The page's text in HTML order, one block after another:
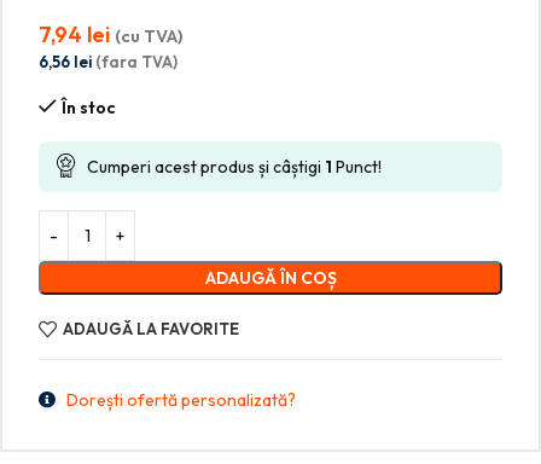
7,94 lei (cu TVA)
6,56 lei (fara TVA)
În stoc
Cumperi acest produs și câștigi 1 Punct!
ADAUGĂ ÎN COȘ
ADAUGĂ LA FAVORITE
Dorești ofertă personalizată?